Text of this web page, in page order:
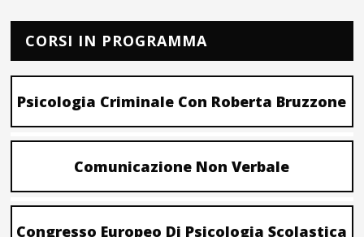
CORSI IN PROGRAMMA
Psicologia Criminale Con Roberta Bruzzone
Comunicazione Non Verbale
Congresso Europeo Di Psicologia Scolastica